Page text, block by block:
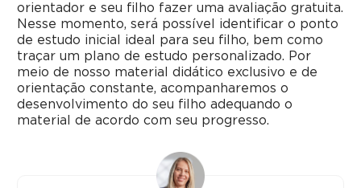
orientador e seu filho fazer uma avaliação gratuita.
Nesse momento, será possível identificar o ponto
de estudo inicial ideal para seu filho, bem como
traçar um plano de estudo personalizado. Por
meio de nosso material didático exclusivo e de
orientação constante, acompanharemos o
desenvolvimento do seu filho adequando o
material de acordo com seu progresso.